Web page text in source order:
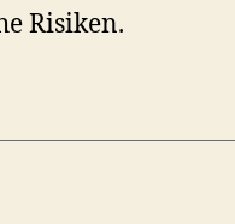
Risiken.